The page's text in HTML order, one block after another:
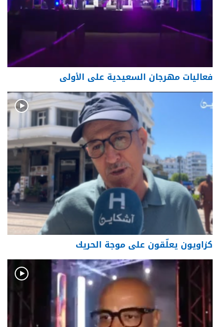
فعاليات مهرجان السعيدية على الأولى
كزاويون يعلّقون على موجة الحريك